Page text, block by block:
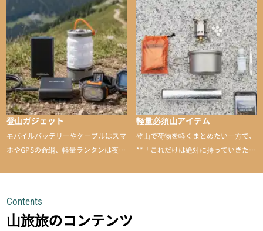
山に持ち込むと快適性や安心感をグッ
と引き上げてくれる――そんな意外性
のあるアイテムを紹介
登山ガジェット
モバイルバッテリーやケーブルはスマ
ホやGPSの命綱、軽量ランタンは夜間
して安全にしてくれます
軽量必須山アイテム
登山で荷物を軽くまとめたい一方で、
**「これだけは絶対に持っていきた
Contents
山旅旅のコンテンツ